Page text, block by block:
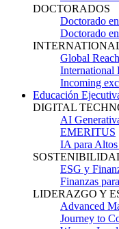
DOCTORADOS
Doctorado
Doctorado
Global Reach
International
Incoming
Educación
DIGITAL
AI
EMERITUS
IA para
ESG y
Finanzas
LIDERAZGO Y
Advanced
Journey to